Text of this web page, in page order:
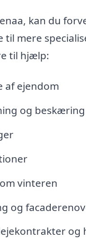
kan du
mere
til hjælp:
af ejendom
og beskæring
vinteren
og
og